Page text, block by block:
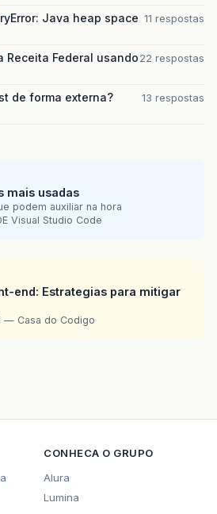
Java heap space 11 respostas
Receita Federal usando22 respostas
de forma externa?
13 respostas
mais usadas
podem auxiliar na hora
Visual Studio Code
end: Estrategias para mitigar
— Casa do Codigo
CONHECA O GRUPO
Alura
Lumina